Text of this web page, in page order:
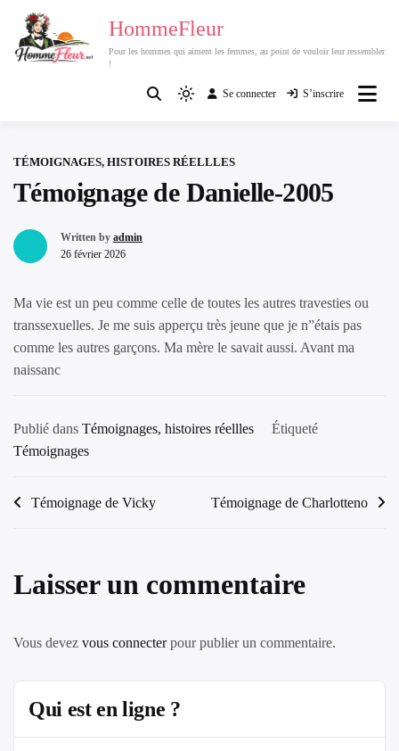
Passer
contenu
HommeFleur
Pour les hommes qui aiment les femmes, au point de vouloir leur ressembler
!
Light
to
switch
Se connecter S’inscrire
TÉMOIGNAGES, HISTOIRES RÉELLLES
Témoignage de Danielle-2005
Written by admin
26 février 2026
Ma vie est un peu comme celle de toutes les autres travesties ou
transsexuelles. Je me suis apperçu très jeune que je n”étais pas
comme les autres garçons. Ma mère le savait aussi. Avant ma
naissanc
Publié dans Témoignages, histoires réellles
Étiqueté
Témoignages
Navigation
Témoignage de Vicky Témoignage de Charlotteno
Laisser un commentaire
Vous devez vous connecterpour publier un commentaire.
Qui est en ligne ?